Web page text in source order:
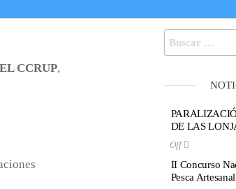
CCRUP,
DE LAS
Off
II Concurso
Pesca